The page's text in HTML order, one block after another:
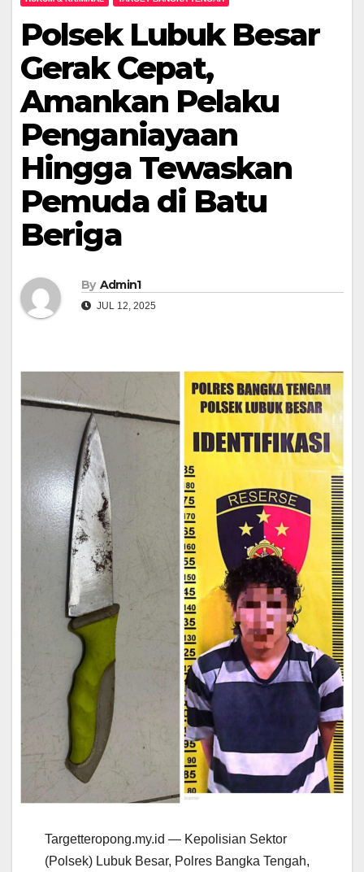
Polsek Lubuk Besar
Gerak Cepat,
Amankan Pelaku
Penganiayaan
Hingga Tewaskan
Pemuda di Batu
Beriga
By Admin1
JUL 12, 2025
Targetteropong.my.id — Kepolisian Sektor
(Polsek) Lubuk Besar, Polres Bangka Tengah,